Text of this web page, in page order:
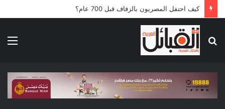
كيف احتفل المصريون بالزفاف قبل 700 عام؟
عن